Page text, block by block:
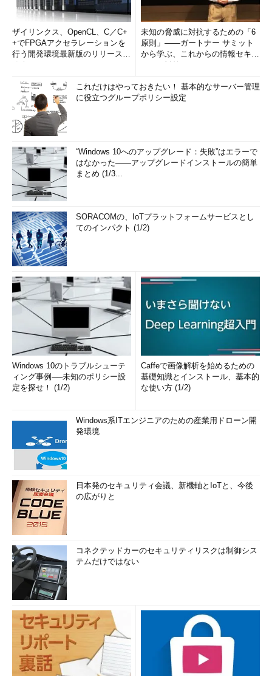
ザイリンクス、OpenCL、C／C+
+でFPGAアクセラレーションを
行う開発環境最新版のリリースを
未知の脅威に対抗するための「6
原則」――ガートナー サミット
から学ぶ、これからの情報セキュ
これだけはやっておきたい！ 基本的なサーバー管理
に役立つグループポリシー設定
“Windows 10へのアップグレード：失敗”はエラーで
はなかった――アップグレードインストールの簡単
まとめ (1/3...
SORACOMの、IoTプラットフォームサービスとし
てのインパクト (1/2)
Windows 10のトラブルシューテ
ィング事例──未知のポリシー設
定を探せ！ (1/2)
Caffeで画像解析を始めるための
基礎知識とインストール、基本的
な使い方 (1/2)
Windows系ITエンジニアのための産業用ドローン開
発環境
日本発のセキュリティ会議、新機軸とIoTと、今後
の広がりと
コネクテッドカーのセキュリティリスクは制御シス
テムだけではない